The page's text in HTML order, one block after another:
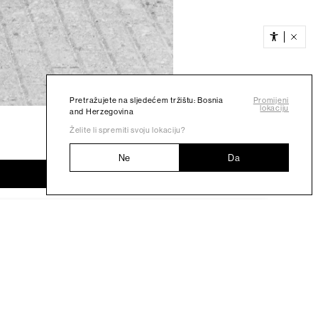
Pretražujete na sljedećem tržištu: Bosnia
and Herzegovina
Promijeni
lokaciju
Želite li spremiti svoju lokaciju?
Ne Da